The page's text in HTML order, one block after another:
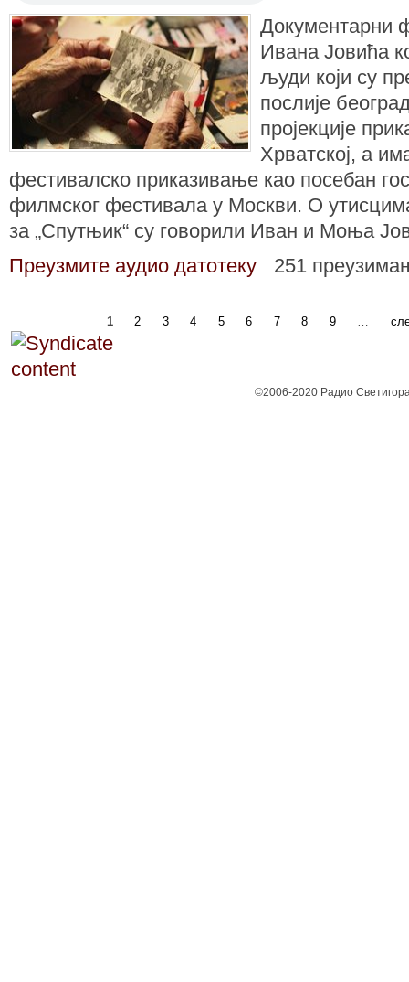
Документарни
Ивана Јовића
људи који су
послије
пројекције
Хрватској, а
фестивалско приказивање као посебан
филмског фестивала у Москви. О
за „Спутњик“ су говорили Иван и Моња
Преузмите аудио датотеку
251
1 2 3 4 5 6 7 8 9 …
©2006-2020 Радио